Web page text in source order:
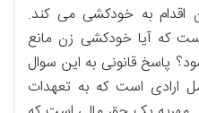
اقدام به خودکشی می کند.
که آیا خودکشی زن مانع
پاسخ قانونی به این سوال
است که به تعهدات